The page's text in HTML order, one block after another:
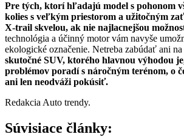
Pre tých, ktorí hľadajú model s pohonom
kolies s veľkým priestorom a užitočným
X-trail skvelou, ak nie najlacnejšou
technológia a účinný motor vám navyše
ekologické označenie. Netreba zabúdať ani na
skutočné SUV, ktorého hlavnou výhodou
problémov poradí s náročným terénom, o
ani len neodváži pokúsiť.
Redakcia Auto trendy.
Súvisiace články: